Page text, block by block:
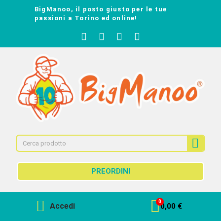
BigManoo, il posto giusto per le tue
passioni a Torino ed online!
PREORDINI
Accedi 0,00 €